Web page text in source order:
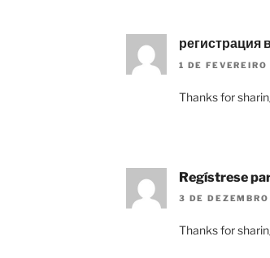
регистрация
1 DE
Thanks for
Regístrese
3 DE
Thanks for